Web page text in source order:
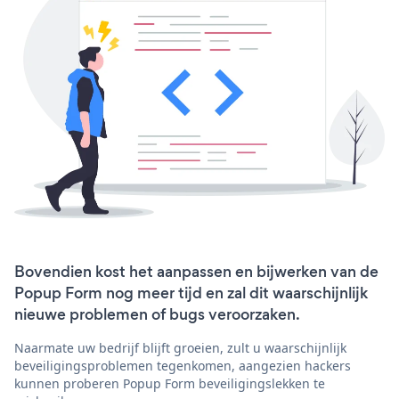
Bovendien kost het aanpassen en bijwerken van de
Popup Form nog meer tijd en zal dit waarschijnlijk
nieuwe problemen of bugs veroorzaken.
Naarmate uw bedrijf blijft groeien, zult u waarschijnlijk
beveiligingsproblemen tegenkomen, aangezien hackers
kunnen proberen Popup Form beveiligingslekken te